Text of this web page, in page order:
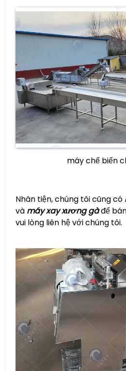
máy chế biến
Nhân tiện, chúng tôi cũng có
và máy xay xương gàđể
vui lòng liên hệ với chúng tôi.